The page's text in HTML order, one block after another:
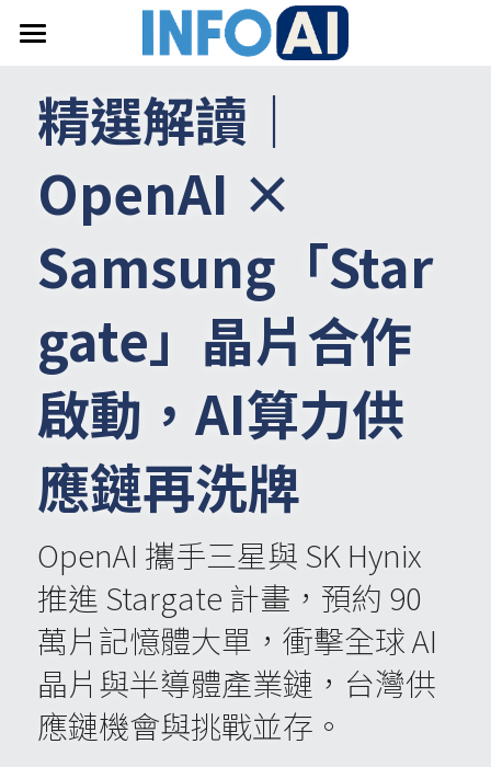
關於InfoAI
訂閱電子報
最新文章
搜索
email聯絡
精選解讀｜
OpenAI ×
Samsung 「Star
gate」晶片合作
啟動， AI算力供
應鏈再洗牌
OpenAI 攜手三星與 SK Hynix
推進 Stargate 計畫，預約 90
萬片記憶體大單，衝擊全球 AI
晶片與半導體產業鏈，台灣供
應鏈機會與挑戰並存。